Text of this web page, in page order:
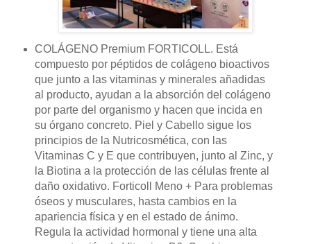
COLÁGENO Premium FORTICOLL. Está
compuesto por péptidos de colágeno bioactivos
que junto a las vitaminas y minerales añadidas
al producto, ayudan a la absorción del colágeno
por parte del organismo y hacen que incida en
su órgano concreto. Piel y Cabello sigue los
principios de la Nutricosmética, con las
Vitaminas C y E que contribuyen, junto al Zinc, y
la Biotina a la protección de las células frente al
daño oxidativo. Forticoll Meno + Para problemas
óseos y musculares, hasta cambios en la
apariencia física y en el estado de ánimo.
Regula la actividad hormonal y tiene una alta